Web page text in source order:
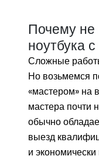
Почему
ноутбука
Сложные
Но возьмемся
«мастером» на
мастера почти
обычно
выезд
и экономически